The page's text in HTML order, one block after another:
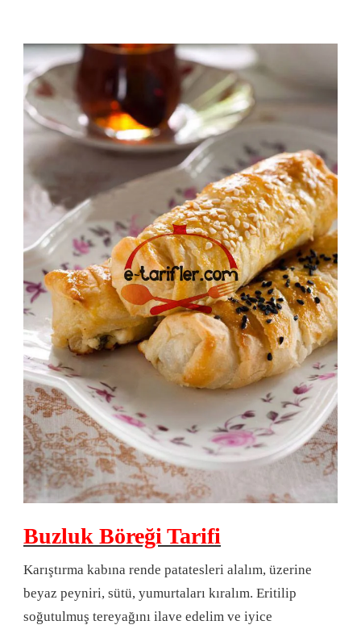
Buzluk Böreği Tarifi
Karıştırma kabına rende patatesleri alalım, üzerine
beyaz peyniri, sütü, yumurtaları kıralım. Eritilip
soğutulmuş tereyağını ilave edelim ve iyice